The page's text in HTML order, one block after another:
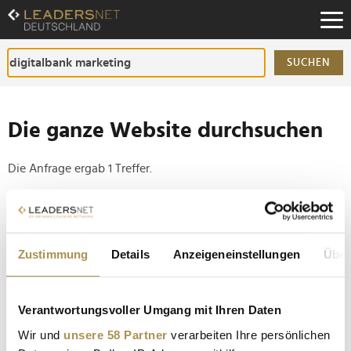
Zustimmung Details Anzeigeneinstellungen
Verantwortungsvoller Umgang mit Ihren Daten
Wir und unsere 58 Partner verarbeiten Ihre persönlichen
Zum
Inhalt
Zur
Fußzeilen-
Navigation
SUCHEN
Die ganze Website durchsuchen
Die Anfrage ergab 1 Treffer.
Tipp
Setzen Sie die gesuchten Wörter zwischen
Anführungszeichen: zb "Vorname Nachname".
Trade Republic holt Brad Pitt für größte Kampagne
der Firmengeschichte